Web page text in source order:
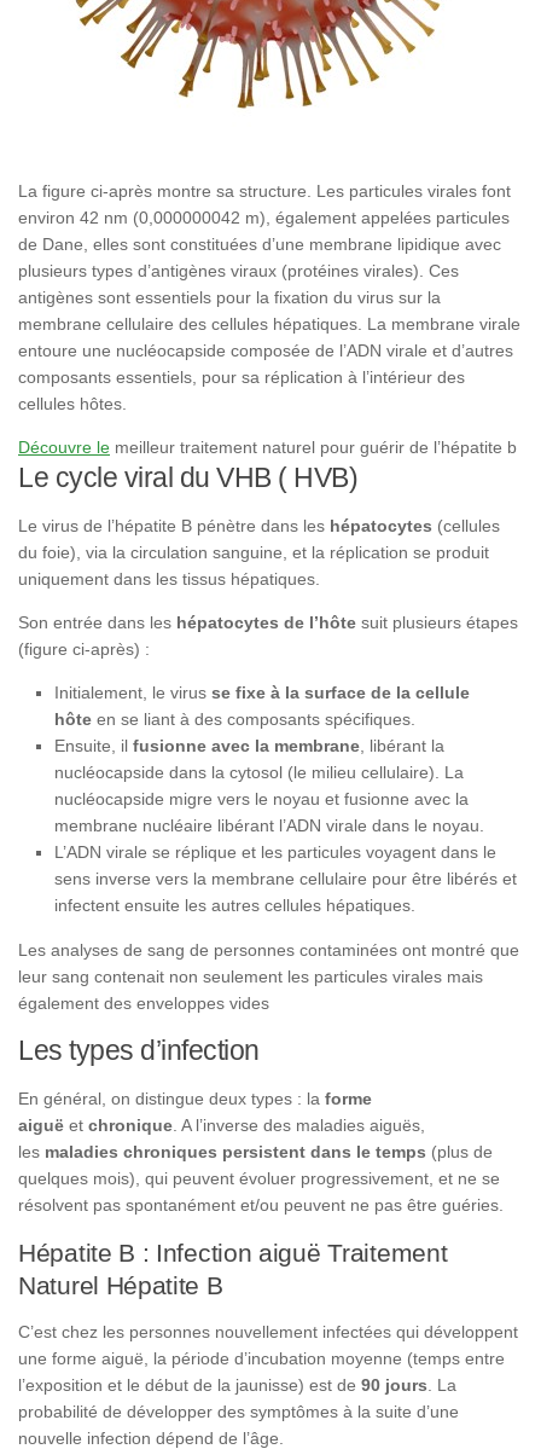
La figure ci-après montre sa structure. Les particules virales font
environ 42 nm (0,000000042 m), également appelées particules
de Dane, elles sont constituées d’une membrane lipidique avec
plusieurs types d’antigènes viraux (protéines virales). Ces
antigènes sont essentiels pour la fixation du virus sur la
membrane cellulaire des cellules hépatiques. La membrane virale
entoure une nucléocapside composée de l’ADN virale et d’autres
composants essentiels, pour sa réplication à l’intérieur des
cellules hôtes.
Découvre le meilleur traitement naturel pour guérir de l’hépatite b
Le cycle viral du VHB ( HVB)
Le virus de l’hépatite B pénètre dans les hépatocytes (cellules
du foie), via la circulation sanguine, et la réplication se produit
uniquement dans les tissus hépatiques.
Son entrée dans les hépatocytes de l’hôte suit plusieurs étapes
(figure ci-après) :
Initialement, le virus se fixe à la surface de la cellule
hôte en se liant à des composants spécifiques.
Ensuite, il fusionne avec la membrane, libérant la
nucléocapside dans la cytosol (le milieu cellulaire). La
nucléocapside migre vers le noyau et fusionne avec la
membrane nucléaire libérant l’ADN virale dans le noyau.
L’ADN virale se réplique et les particules voyagent dans le
sens inverse vers la membrane cellulaire pour être libérés et
infectent ensuite les autres cellules hépatiques.
Les analyses de sang de personnes contaminées ont montré que
leur sang contenait non seulement les particules virales mais
également des enveloppes vides
Les types d’infection
En général, on distingue deux types : la forme
aiguë et chronique. A l’inverse des maladies aiguës,
les maladies chroniques persistent dans le temps (plus de
quelques mois), qui peuvent évoluer progressivement, et ne se
résolvent pas spontanément et/ou peuvent ne pas être guéries.
Hépatite B : Infection aiguë Traitement
Naturel Hépatite B
C’est chez les personnes nouvellement infectées qui développent
une forme aiguë, la période d’incubation moyenne (temps entre
l’exposition et le début de la jaunisse) est de 90 jours . La
probabilité de développer des symptômes à la suite d’une
nouvelle infection dépend de l’âge.